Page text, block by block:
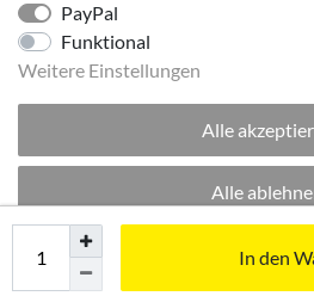
In den
© 2026 made by Supremo | Alle
PayPal
Funktional
Weitere Einstellungen
Alle
Alle
Auswahl